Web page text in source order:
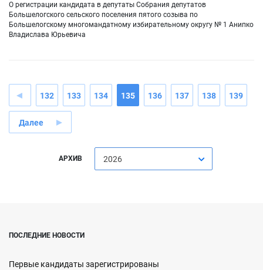
О регистрации кандидата в депутаты Собрания депутатов
Большелогского сельского поселения пятого созыва по
Большелогскому многомандатному избирательному округу № 1 Анипко
Владислава Юрьевича
132 133 134 135 136 137 138 139
Далее
АРХИВ 2026
ПОСЛЕДНИЕ НОВОСТИ
Первые кандидаты зарегистрированы